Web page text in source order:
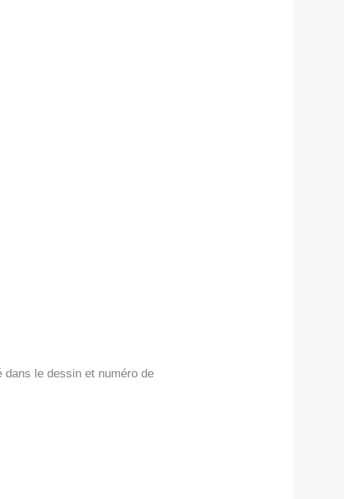
dans le dessin et numéro de